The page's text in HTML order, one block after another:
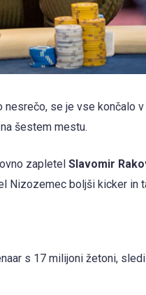
nesrečo, se je vse končalo
šestem mestu.
zapletel Slavomir
Nizozemec boljši kicker in
s 17 milijoni žetoni,